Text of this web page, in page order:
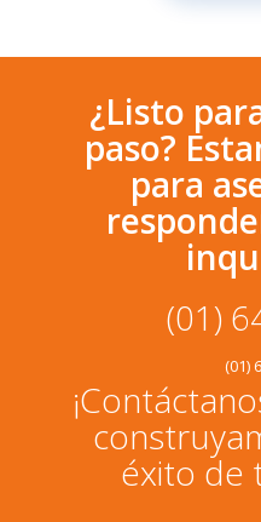
¿Listo
paso?
para
(01)
(01)
éxito de